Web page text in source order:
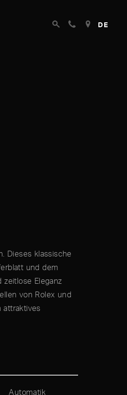
DE
Dieses klassische
und dem
Eleganz
von Rolex und
attraktives
Automatik